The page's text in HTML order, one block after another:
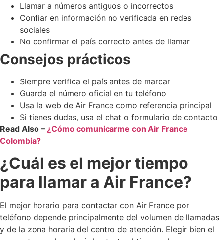
Llamar a números antiguos o incorrectos
Confiar en información no verificada en redes
sociales
No confirmar el país correcto antes de llamar
Consejos prácticos
Siempre verifica el país antes de marcar
Guarda el número oficial en tu teléfono
Usa la web de Air France como referencia principal
Si tienes dudas, usa el chat o formulario de contacto
Read Also – ¿Cómo comunicarme con Air France
Colombia?
¿Cuál es el mejor tiempo
para llamar a Air France?
El mejor horario para contactar con Air France por
teléfono depende principalmente del volumen de llamadas
y de la zona horaria del centro de atención. Elegir bien el